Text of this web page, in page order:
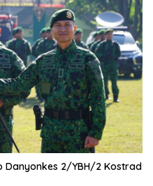
Danyonkes 2/YBH/2 Kostrad